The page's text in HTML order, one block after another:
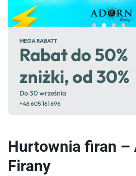
SMOK
1.50.200.2
TAŚMA MARSZCZĄCA SMOK
ŻYŁKOWA 5 CM. 50MB
SKU: 5908241691733
MEGA RABATT
Rabat do 50%
zniżki, od 30%
Do 30 września
+48 605 161 696
MEGA RABATT
Rabat do 50%
zniżki, od 30%
Do 30 września
+48 605 161 696
GIPIURY
9 CM GB-13 19
MT BIAŁY
Do 9cm, Gipiury
SKU: 50434
SMOK
1.50.200.2
TAŚMA MARSZCZĄCA SMOK
ŻYŁKOWA 5 CM. 50MB
SKU: 5908241691733
MEGA RABATT
Rabat do 50%
zniżki, od 30%
Do 30 września
+48 605 161 696
Hurtownia firan –
Firany